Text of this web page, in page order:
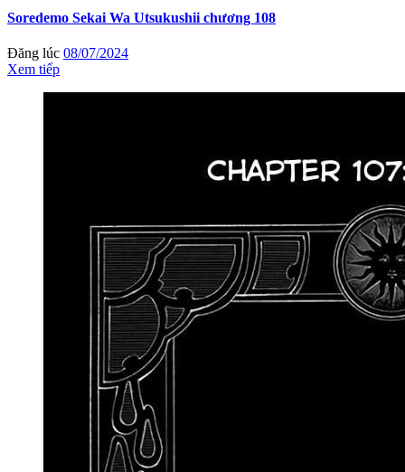
Soredemo Sekai Wa Utsukushii chương 108
Đăng lúc 08/07/2024
Xem tiếp